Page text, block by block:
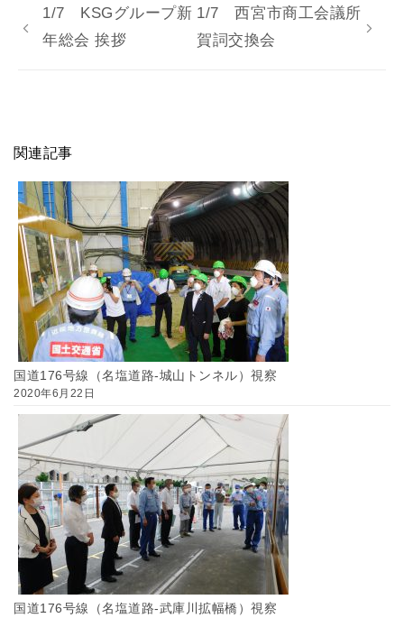
1/7 KSGグループ新
年総会 挨拶
1/7 西宮市商工会議所
賀詞交換会
関連記事
国道176号線（名塩道路-城山トンネル）視察
2020年6月22日
国道176号線（名塩道路-武庫川拡幅橋）視察